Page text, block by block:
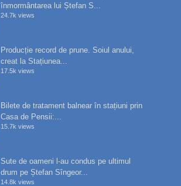
înmormântarea lui Ștefan S...
24.7k views
Producție record de prune. Soiul anului,
creat la Stațiunea...
17.5k views
Bilete de tratament balnear în stațiuni prin
Casa de Pensii:...
15.7k views
Sute de oameni l-au condus pe ultimul
drum pe Ștefan Sîngeor...
14.8k views